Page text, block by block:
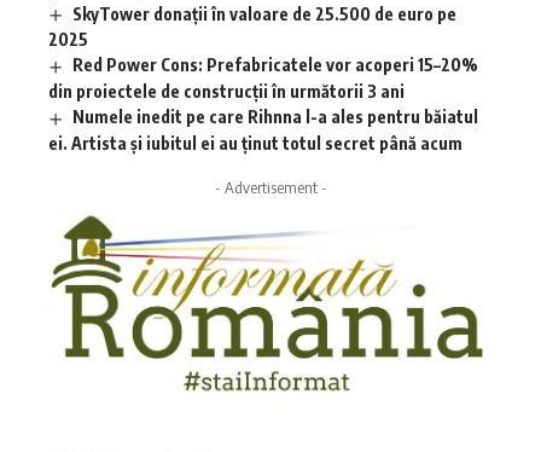
SkyTower donații în valoare de 25.500 de euro pe
2025
Red Power Cons: Prefabricatele vor acoperi 15–20%
din proiectele de construcții în următorii 3 ani
Numele inedit pe care Rihnna l-a ales pentru băiatul
ei. Artista și iubitul ei au ținut totul secret până acum
- Advertisement -